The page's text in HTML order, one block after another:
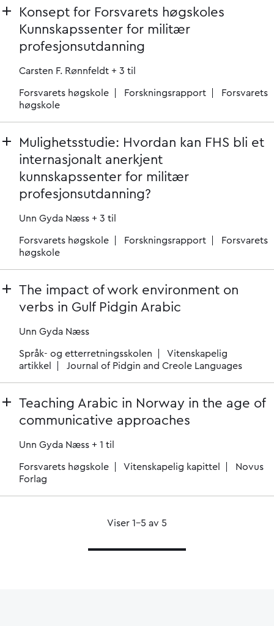
Konsept for Forsvarets høgskoles
Kunnskapssenter for militær
profesjonsutdanning
Carsten F. Rønnfeldt + 3 til
Forsvarets høgskole Forskningsrapport
Forsvarets
høgskole
Mulighetsstudie: Hvordan kan FHS bli et
internasjonalt anerkjent
kunnskapssenter for militær
profesjonsutdanning?
Unn Gyda Næss + 3 til
Forsvarets høgskole Forskningsrapport
Forsvarets
høgskole
The impact of work environment on
verbs in Gulf Pidgin Arabic
Unn Gyda Næss
Språk- og etterretningsskolen
Vitenskapelig
artikkel
Journal of Pidgin and Creole Languages
Teaching Arabic in Norway in the age of
communicative approaches
Unn Gyda Næss + 1 til
Forsvarets høgskole Vitenskapelig kapittel
Novus
Forlag
Viser 1–5 av 5